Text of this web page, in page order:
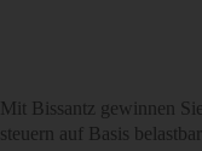
Mit Bissantz gewinnen
steuern auf Basis